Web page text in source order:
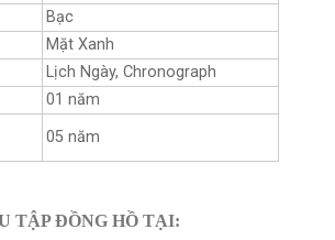
Bạc
Mặt Xanh
Lịch Ngày, Chronograph
01 năm
05 năm
TẬP ĐỒNG HỒ TẠI: